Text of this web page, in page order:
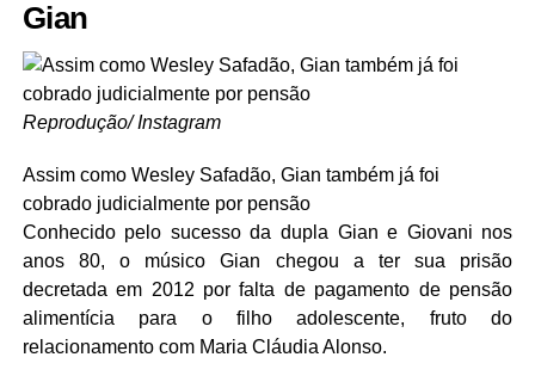
Gian
Reprodução/ Instagram
Assim como Wesley Safadão, Gian também já foi
cobrado judicialmente por pensão
Conhecido pelo sucesso da dupla Gian e Giovani nos
anos 80, o músico Gian chegou a ter sua prisão
decretada em 2012 por falta de pagamento de pensão
alimentícia para o filho adolescente, fruto do
relacionamento com Maria Cláudia Alonso.